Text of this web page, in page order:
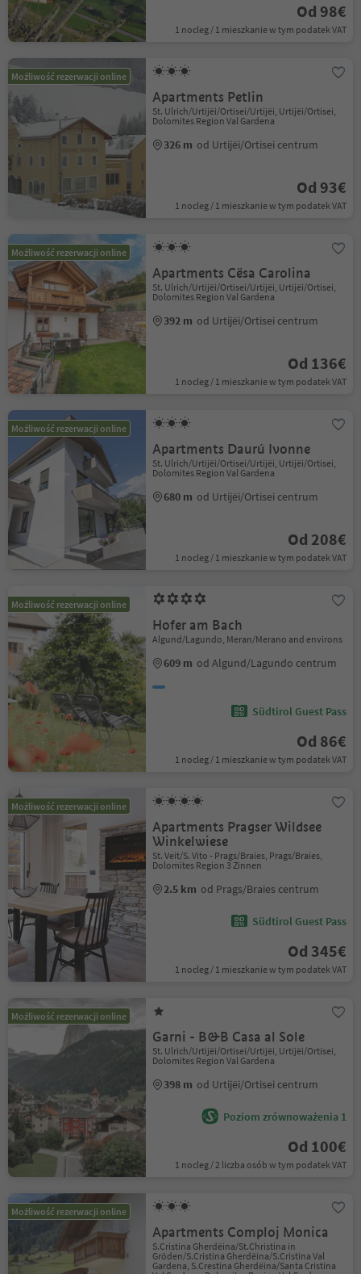
Od 98€
1 nocleg / 1 mieszkanie w tym podatek VAT
Możliwość rezerwacji online
Apartments Petlin
St. Ulrich/Urtijëi/Ortisei/Urtijëi, Urtijëi/Ortisei,
Dolomites Region Val Gardena
326 m od Urtijëi/Ortisei centrum
Od 93€
1 nocleg / 1 mieszkanie w tym podatek VAT
Możliwość rezerwacji online
Apartments Cësa Carolina
St. Ulrich/Urtijëi/Ortisei/Urtijëi, Urtijëi/Ortisei,
Dolomites Region Val Gardena
392 m od Urtijëi/Ortisei centrum
Od 136€
1 nocleg / 1 mieszkanie w tym podatek VAT
Możliwość rezerwacji online
Apartments Daurú Ivonne
St. Ulrich/Urtijëi/Ortisei/Urtijëi, Urtijëi/Ortisei,
Dolomites Region Val Gardena
680 m od Urtijëi/Ortisei centrum
Od 208€
1 nocleg / 1 mieszkanie w tym podatek VAT
Możliwość rezerwacji online
Hofer am Bach
Algund/Lagundo, Meran/Merano and environs
609 m od Algund/Lagundo centrum
Südtirol Guest Pass
Od 86€
1 nocleg / 1 mieszkanie w tym podatek VAT
Możliwość rezerwacji online
Apartments Pragser Wildsee
Winkelwiese
St. Veit/S. Vito - Prags/Braies, Prags/Braies,
Dolomites Region 3 Zinnen
2.5 km od Prags/Braies centrum
Südtirol Guest Pass
Od 345€
1 nocleg / 1 mieszkanie w tym podatek VAT
Możliwość rezerwacji online
Garni - B&B Casa al Sole
St. Ulrich/Urtijëi/Ortisei/Urtijëi, Urtijëi/Ortisei,
Dolomites Region Val Gardena
398 m od Urtijëi/Ortisei centrum
Poziom zrównoważenia 1
Od 100€
1 nocleg / 2 liczba osób w tym podatek VAT
Możliwość rezerwacji online
Apartments Comploj Monica
S.Cristina Gherdëina/St.Christina in
Gröden/S.Cristina Gherdëina/S.Cristina Val
Gardena, S.Crestina Gherdëina/Santa Cristina